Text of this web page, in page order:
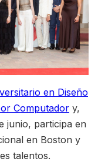
en Diseño
Computador y,
junio, participa en
en Boston y
talentos.